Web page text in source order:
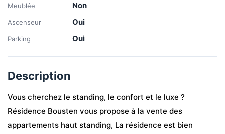
Meublée Non
Ascenseur Oui
Parking Oui
Description
Vous cherchez le standing, le confort et le luxe ?
Résidence Bousten vous propose à la vente des
appartements haut standing, La résidence est bien